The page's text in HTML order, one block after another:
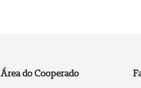
Área do Cooperado